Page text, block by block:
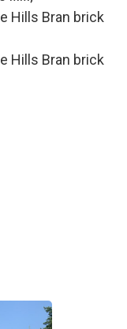
Hills Bran brick
Hills Bran brick